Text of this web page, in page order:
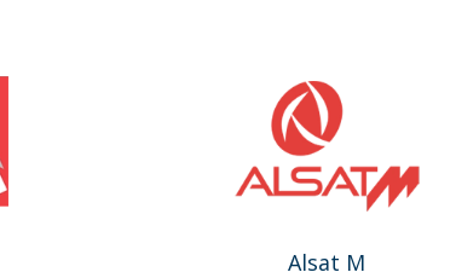
Alsat M